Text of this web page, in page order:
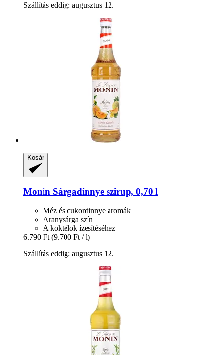
Szállítás eddig: augusztus 12.
Kosár
Monin Sárgadinnye szirup, 0,70 l
Méz és cukordinnye aromák
Aranysárga szín
A koktélok ízesítéséhez
6.790 Ft (9.700 Ft / l)
Szállítás eddig: augusztus 12.